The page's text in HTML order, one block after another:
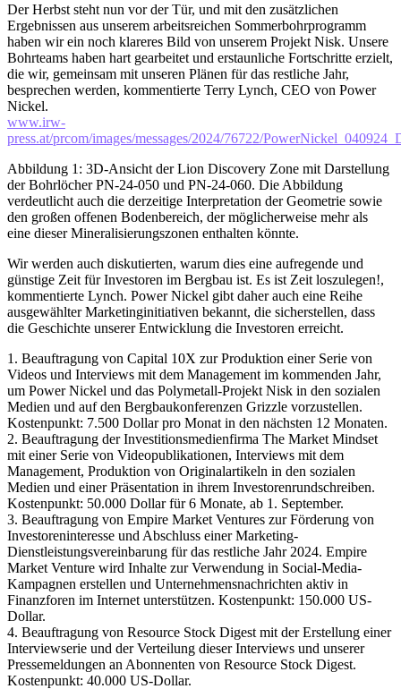
Der Herbst steht nun vor der Tür, und mit den zusätzlichen
Ergebnissen aus unserem arbeitsreichen Sommerbohrprogramm
haben wir ein noch klareres Bild von unserem Projekt Nisk. Unsere
Bohrteams haben hart gearbeitet und erstaunliche Fortschritte erzielt,
die wir, gemeinsam mit unseren Plänen für das restliche Jahr,
besprechen werden, kommentierte Terry Lynch, CEO von Power
Nickel.
www.irw-
press.at/prcom/images/messages/2024/76722/
Abbildung 1: 3D-Ansicht der Lion Discovery Zone mit Darstellung
der Bohrlöcher PN-24-050 und PN-24-060. Die Abbildung
verdeutlicht auch die derzeitige Interpretation der Geometrie sowie
den großen offenen Bodenbereich, der möglicherweise mehr als
eine dieser Mineralisierungszonen enthalten könnte.
Wir werden auch diskutierten, warum dies eine aufregende und
günstige Zeit für Investoren im Bergbau ist. Es ist Zeit loszulegen!,
kommentierte Lynch. Power Nickel gibt daher auch eine Reihe
ausgewählter Marketinginitiativen bekannt, die sicherstellen, dass
die Geschichte unserer Entwicklung die Investoren erreicht.
1. Beauftragung von Capital 10X zur Produktion einer Serie von
Videos und Interviews mit dem Management im kommenden Jahr,
um Power Nickel und das Polymetall-Projekt Nisk in den sozialen
Medien und auf den Bergbaukonferenzen Grizzle vorzustellen.
Kostenpunkt: 7.500 Dollar pro Monat in den nächsten 12 Monaten.
2. Beauftragung der Investitionsmedienfirma The Market Mindset
mit einer Serie von Videopublikationen, Interviews mit dem
Management, Produktion von Originalartikeln in den sozialen
Medien und einer Präsentation in ihrem Investorenrundschreiben.
Kostenpunkt: 50.000 Dollar für 6 Monate, ab 1. September.
3. Beauftragung von Empire Market Ventures zur Förderung von
Investoreninteresse und Abschluss einer Marketing-
Dienstleistungsvereinbarung für das restliche Jahr 2024. Empire
Market Venture wird Inhalte zur Verwendung in Social-Media-
Kampagnen erstellen und Unternehmensnachrichten aktiv in
Finanzforen im Internet unterstützen. Kostenpunkt: 150.000 US-
Dollar.
4. Beauftragung von Resource Stock Digest mit der Erstellung einer
Interviewserie und der Verteilung dieser Interviews und unserer
Pressemeldungen an Abonnenten von Resource Stock Digest.
Kostenpunkt: 40.000 US-Dollar.